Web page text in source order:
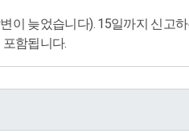
이 늦었습니다). 15일까지 신고
함됩니다.